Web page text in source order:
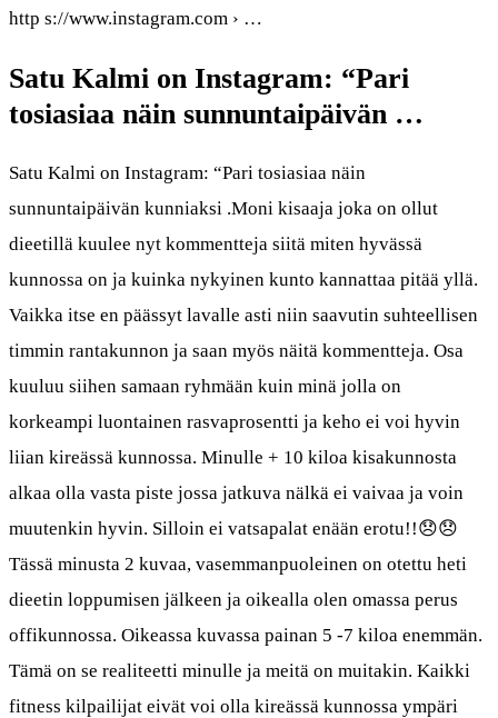
http s://www.instagram.com › …
Satu Kalmi on Instagram: “Pari
tosiasiaa näin sunnuntaipäivän …
Satu Kalmi on Instagram: “Pari tosiasiaa näin
sunnuntaipäivän kunniaksi .Moni kisaaja joka on ollut
dieetillä kuulee nyt kommentteja siitä miten hyvässä
kunnossa on ja kuinka nykyinen kunto kannattaa pitää yllä.
Vaikka itse en päässyt lavalle asti niin saavutin suhteellisen
timmin rantakunnon ja saan myös näitä kommentteja. Osa
kuuluu siihen samaan ryhmään kuin minä jolla on
korkeampi luontainen rasvaprosentti ja keho ei voi hyvin
liian kireässä kunnossa. Minulle + 10 kiloa kisakunnosta
alkaa olla vasta piste jossa jatkuva nälkä ei vaivaa ja voin
muutenkin hyvin. Silloin ei vatsapalat enään erotu!!😞😞
Tässä minusta 2 kuvaa, vasemmanpuoleinen on otettu heti
dieetin loppumisen jälkeen ja oikealla olen omassa perus
offikunnossa. Oikeassa kuvassa painan 5 -7 kiloa enemmän.
Tämä on se realiteetti minulle ja meitä on muitakin. Kaikki
fitness kilpailijat eivät voi olla kireässä kunnossa ympäri